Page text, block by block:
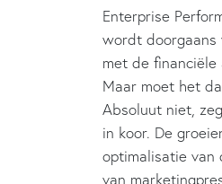
Enterprise
wordt doorgaans
met de
Maar moet het
Absoluut niet,
in koor. De
optimalisatie van
van